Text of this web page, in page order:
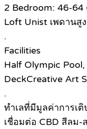
2 Bedroom: 46-64
Loft Unist เพดานสู
.
Facilities
Half Olympic
DeckCreative Art
.
ทำเลที่มีมูลค่าการเ
เชื่อมต่อ CBD สีลม-